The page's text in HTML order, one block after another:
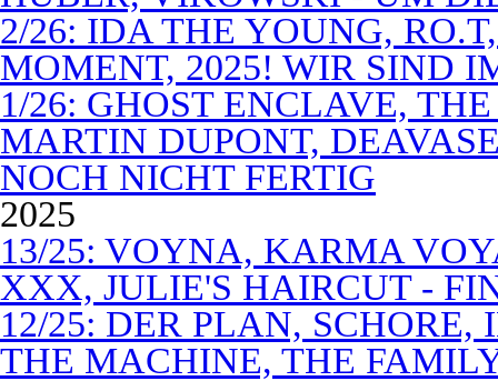
2/26: IDA THE YOUNG,
MOMENT, 2025! WIR SIND
1/26: GHOST ENCLAVE,
MARTIN DUPONT,
NOCH NICHT FERTIG
2025
13/25: VOYNA, KARMA
XXX, JULIE'S HAIRCUT -
12/25: DER PLAN,
THE MACHINE, THE